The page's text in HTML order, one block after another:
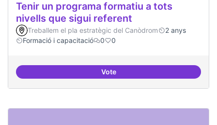
Tenir un programa formatiu a tots
nivells que sigui referent
Treballem el pla estratègic del Canòdrom
2 anys
Formació i capacitació
0 0
VoteTenir un programa formatiu a